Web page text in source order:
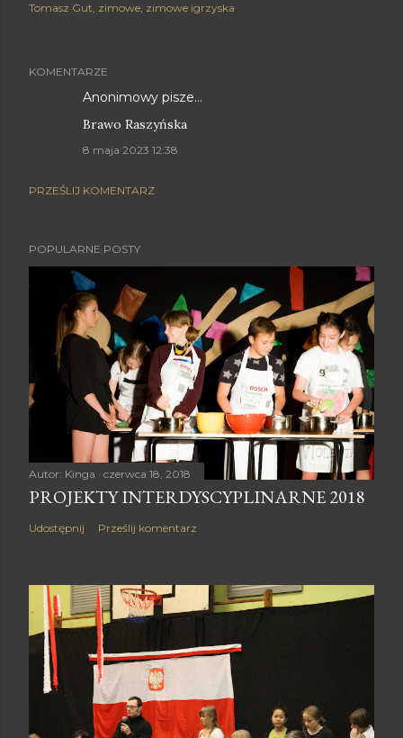
Tomasz Gut zimowe zimowe igrzyska
KOMENTARZE
Anonimowy pisze…
Brawo Raszyńska
8 maja 2023 12:38
PRZEŚLIJ KOMENTARZ
POPULARNE POSTY
Autor: Kinga czerwca 18, 2018
PROJEKTY INTERDYSCYPLINARNE 2018
Udostępnij Prześlij komentarz